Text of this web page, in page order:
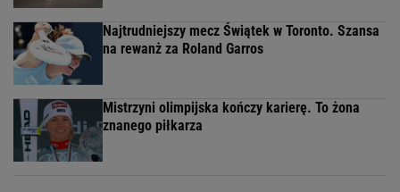
Najtrudniejszy mecz Świątek w Toronto. Szansa
na rewanż za Roland Garros
Mistrzyni olimpijska kończy karierę. To żona
znanego piłkarza